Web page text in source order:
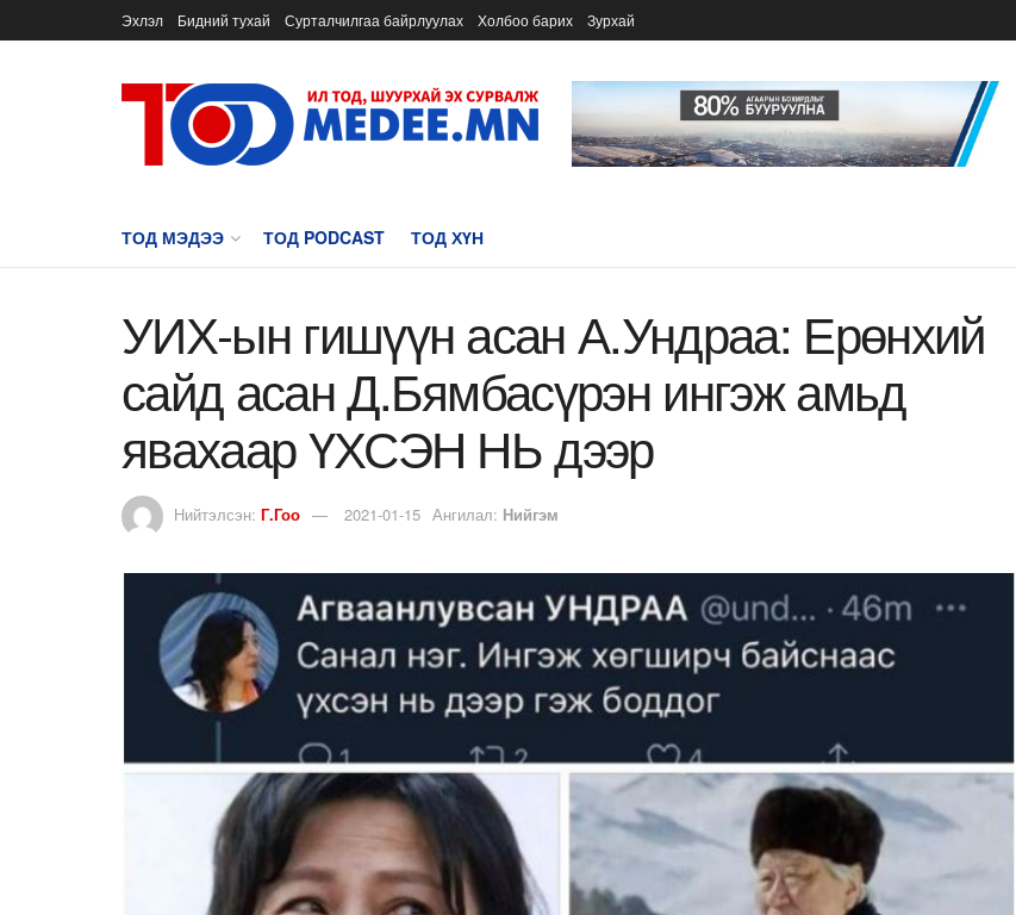
Эхлэл Бидний тухай Сурталчилгаа байрлуулах Холбоо барих Зурхай
ТОД МЭДЭЭ ТОД PODCAST ТОД ХҮН
УИХ-ын гишүүн асан А.Ундраа: Ерөнхий
сайд асан Д.Бямбасүрэн ингэж амьд
явахаар ҮХСЭН НЬ дээр
Нийтэлсэн: Г.Гоо 2021-01-15 Ангилал: Нийгэм